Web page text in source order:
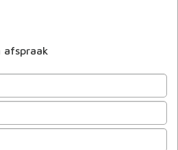
afspraak